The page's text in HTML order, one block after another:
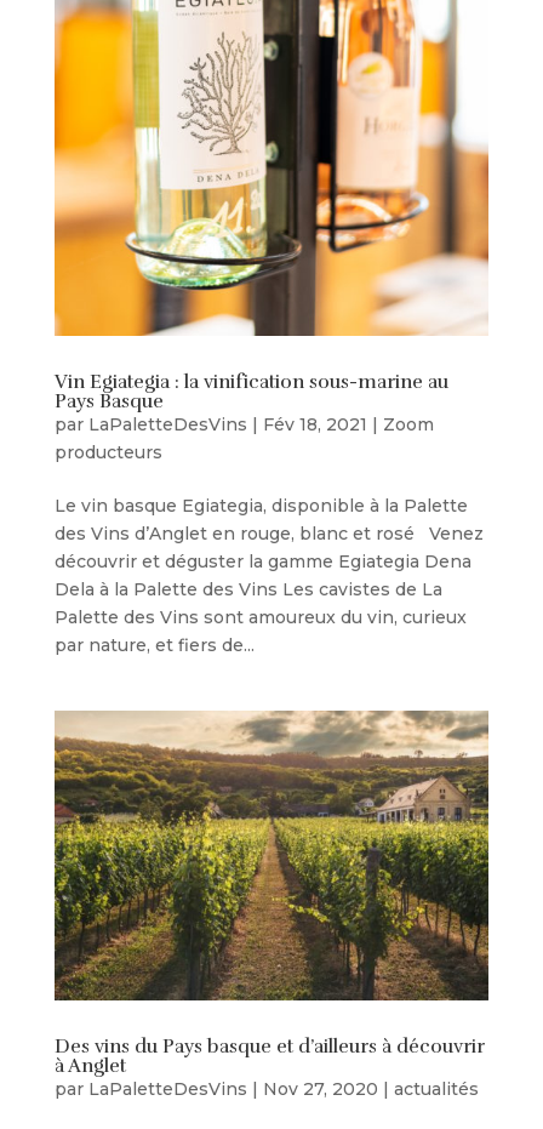
Vin Egiategia : la vinification sous-marine au
Pays Basque
par LaPaletteDesVins | Fév 18, 2021 | Zoom
producteurs
Le vin basque Egiategia, disponible à la Palette
des Vins d’Anglet en rouge, blanc et rosé Venez
découvrir et déguster la gamme Egiategia Dena
Dela à la Palette des Vins Les cavistes de La
Palette des Vins sont amoureux du vin, curieux
par nature, et fiers de...
Des vins du Pays basque et d’ailleurs à découvrir
à Anglet
par LaPaletteDesVins | Nov 27, 2020 | actualités